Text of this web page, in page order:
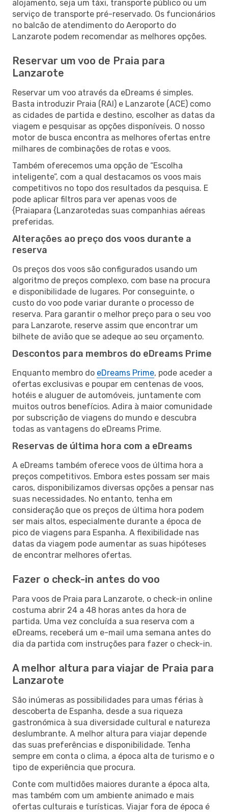
alojamento, seja um táxi, transporte público ou um
serviço de transporte pré-reservado. Os funcionários
no balcão de atendimento do Aeroporto do
Lanzarote podem recomendar as melhores opções.
Reservar um voo de Praia para
Lanzarote
Reservar um voo através da eDreams é simples.
Basta introduzir Praia (RAI) e Lanzarote (ACE) como
as cidades de partida e destino, escolher as datas da
viagem e pesquisar as opções disponíveis. O nosso
motor de busca encontra as melhores ofertas entre
milhares de combinações de rotas e voos.
Também oferecemos uma opção de “Escolha
inteligente”, com a qual destacamos os voos mais
competitivos no topo dos resultados da pesquisa. E
pode aplicar filtros para ver apenas voos de
{Praiapara {Lanzarotedas suas companhias aéreas
preferidas.
Alterações ao preço dos voos durante a
reserva
Os preços dos voos são configurados usando um
algoritmo de preços complexo, com base na procura
e disponibilidade de lugares. Por conseguinte, o
custo do voo pode variar durante o processo de
reserva. Para garantir o melhor preço para o seu voo
para Lanzarote, reserve assim que encontrar um
bilhete de avião que se adeque ao seu orçamento.
Descontos para membros do eDreams Prime
Enquanto membro do eDreams Prime, pode aceder a
ofertas exclusivas e poupar em centenas de voos,
hotéis e aluguer de automóveis, juntamente com
muitos outros benefícios. Adira à maior comunidade
por subscrição de viagens do mundo e descubra
todas as vantagens do eDreams Prime.
Reservas de última hora com a eDreams
A eDreams também oferece voos de última hora a
preços competitivos. Embora estes possam ser mais
caros, disponibilizamos diversas opções a pensar nas
suas necessidades. No entanto, tenha em
consideração que os preços de última hora podem
ser mais altos, especialmente durante a época de
pico de viagens para Espanha. A flexibilidade nas
datas da viagem pode aumentar as suas hipóteses
de encontrar melhores ofertas.
Fazer o check-in antes do voo
Para voos de Praia para Lanzarote, o check-in online
costuma abrir 24 a 48 horas antes da hora de
partida. Uma vez concluída a sua reserva com a
eDreams, receberá um e-mail uma semana antes do
dia da partida com instruções para fazer o check-in.
A melhor altura para viajar de Praia para
Lanzarote
São inúmeras as possibilidades para umas férias à
descoberta de Espanha, desde a sua riqueza
gastronómica à sua diversidade cultural e natureza
deslumbrante. A melhor altura para viajar depende
das suas preferências e disponibilidade. Tenha
sempre em conta o clima, a época alta de turismo e o
tipo de experiência que procura.
Conte com multidões maiores durante a época alta,
mas também com um ambiente animado e mais
ofertas culturais e turísticas. Viajar fora de época é